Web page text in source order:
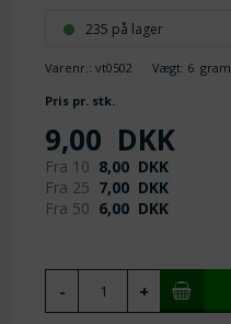
235 på lager
Varenr.:vt0502 Vægt: 6 gram
Pris pr. stk.
9,00 DKK
Fra 10 8,00 DKK
Fra 25 7,00 DKK
Fra 50 6,00 DKK